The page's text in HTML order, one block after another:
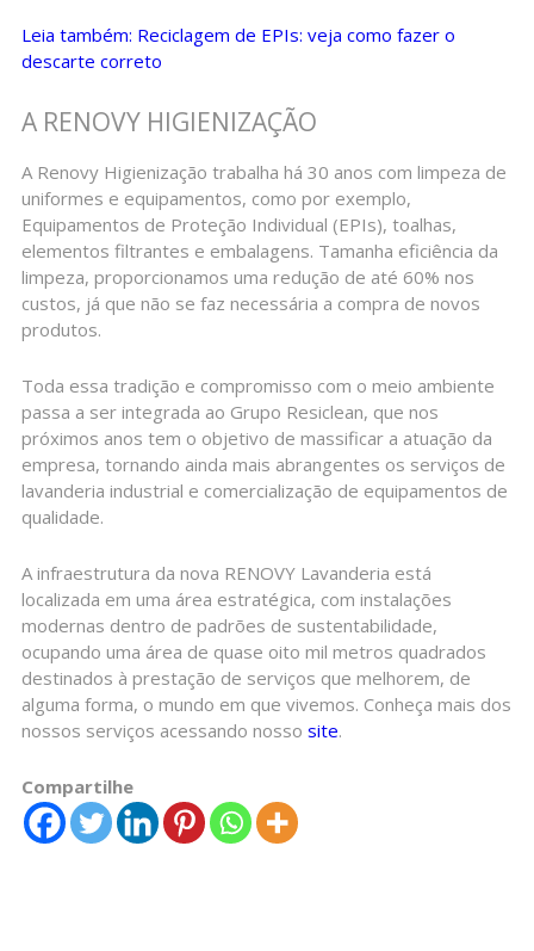
Leia também: Reciclagem de EPIs: veja como fazer o
descarte correto
A RENOVY HIGIENIZAÇÃO
A Renovy Higienização trabalha há 30 anos com limpeza de
uniformes e equipamentos, como por exemplo,
Equipamentos de Proteção Individual (EPIs), toalhas,
elementos filtrantes e embalagens. Tamanha eficiência da
limpeza, proporcionamos uma redução de até 60% nos
custos, já que não se faz necessária a compra de novos
produtos.
Toda essa tradição e compromisso com o meio ambiente
passa a ser integrada ao Grupo Resiclean, que nos
próximos anos tem o objetivo de massificar a atuação da
empresa, tornando ainda mais abrangentes os serviços de
lavanderia industrial e comercialização de equipamentos de
qualidade.
A infraestrutura da nova RENOVY Lavanderia está
localizada em uma área estratégica, com instalações
modernas dentro de padrões de sustentabilidade,
ocupando uma área de quase oito mil metros quadrados
destinados à prestação de serviços que melhorem, de
alguma forma, o mundo em que vivemos. Conheça mais dos
nossos serviços acessando nosso site.
Compartilhe